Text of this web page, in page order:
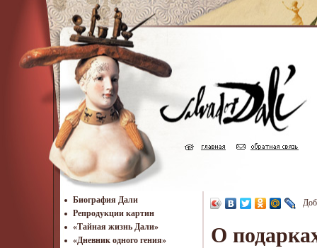
Биография Дали
Репродукции картин
«Тайная жизнь Дали»
«Дневник одного гения»
О